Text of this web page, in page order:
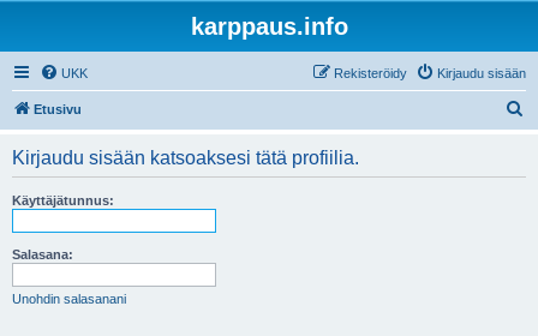
karppaus.info
UKK Kirjaudu sisään
Rekisteröidy
Etusivu
Kirjaudu sisään katsoaksesi tätä profiilia.
Käyttäjätunnus:
Salasana:
Unohdin salasanani